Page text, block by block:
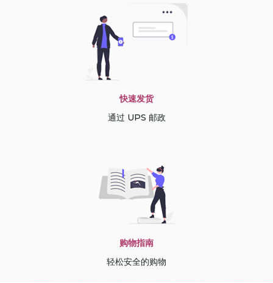
快速发货
通过 UPS 邮政
购物指南
轻松安全的购物